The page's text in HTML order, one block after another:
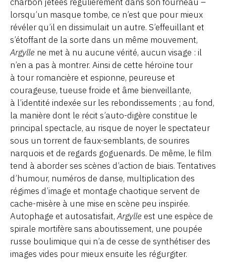
charbon jetées régulièrement dans son fourneau –
lorsqu’un masque tombe, ce n’est que pour mieux
révéler qu’il en dissimulait un autre. S’effeuillant et
s’étoffant de la sorte dans un même mouvement,
Argylle ne met à nu aucune vérité, aucun visage : il
n’en a pas à montrer. Ainsi de cette héroïne tour
à tour romancière et espionne, peureuse et
courageuse, tueuse froide et âme bienveillante,
à l’identité indexée sur les rebondissements ; au fond,
la manière dont le récit s’auto-digère constitue le
principal spectacle, au risque de noyer le spectateur
sous un torrent de faux-semblants, de sourires
narquois et de regards goguenards. De même, le film
tend à aborder ses scènes d’action de biais. Tentatives
d’humour, numéros de danse, multiplication des
régimes d’image et montage chaotique servent de
cache-misère à une mise en scène peu inspirée.
Autophage et autosatisfait,Argylle est une espèce de
spirale mortifère sans aboutissement, une poupée
russe boulimique qui n’a de cesse de synthétiser des
images vides pour mieux ensuite les régurgiter.